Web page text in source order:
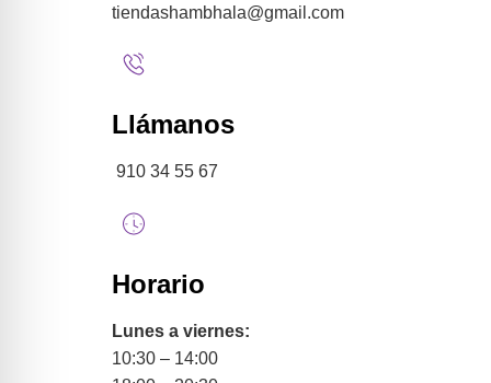
tiendashambhala@gmail.com
Llámanos
910 34 55 67
Horario
Lunes a viernes:
10:30 – 14:00